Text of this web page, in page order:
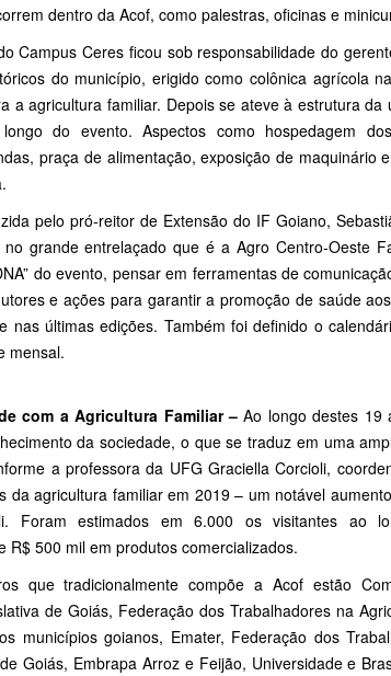
dentro da Acof, como palestras, oficinas e
Campus Ceres ficou sob responsabilidade do
do município, erigido como colônica agrícola
a agricultura familiar. Depois se ateve à estrutura
do evento. Aspectos como hospedagem
praça de alimentação, exposição de maquinário
pelo pró-reitor de Extensão do IF Goiano,
grande entrelaçado que é a Agro Centro-Oeste
do evento, pensar em ferramentas de
e ações para garantir a promoção de saúde
nas últimas edições. Também foi definido o
mensal.
com a Agricultura Familiar – Ao longo destes 19
da sociedade, o que se traduz em uma
a professora da UFG Graciella Corcioli,
da agricultura familiar em 2019 – um notável
Foram estimados em 6.000 os visitantes ao
R$ 500 mil em produtos comercializados.
que tradicionalmente compõe a Acof estão
de Goiás, Federação dos Trabalhadores na
municípios goianos, Emater, Federação dos
Goiás, Embrapa Arroz e Feijão, Universidade e